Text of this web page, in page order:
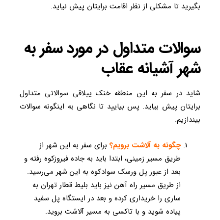
بگیرید تا مشکلی از نظر اقامت برایتان پیش نیاید.
سوالات متداول در مورد سفر به
شهر آشیانه عقاب
شاید در سفر به این منطقه خنک ییلاقی سوالاتی متداول
برایتان پیش بیاید. پس بیایید تا نگاهی به اینگونه سوالات
بیندازیم.
چگونه به آلاشت برویم؟ برای سفر به این شهر از
طریق مسیر زمینی، ابتدا باید به جاده فیروزکوه رفته و
بعد از عبور پل ورسک سوادکوه به این شهر می‌رسید.
از طریق مسیر راه آهن نیز باید بلیط قطار تهران به
ساری را خریداری کرده و بعد در ایستگاه پل سفید
پیاده شوید و با تاکسی به مسیر آلاشت بروید.